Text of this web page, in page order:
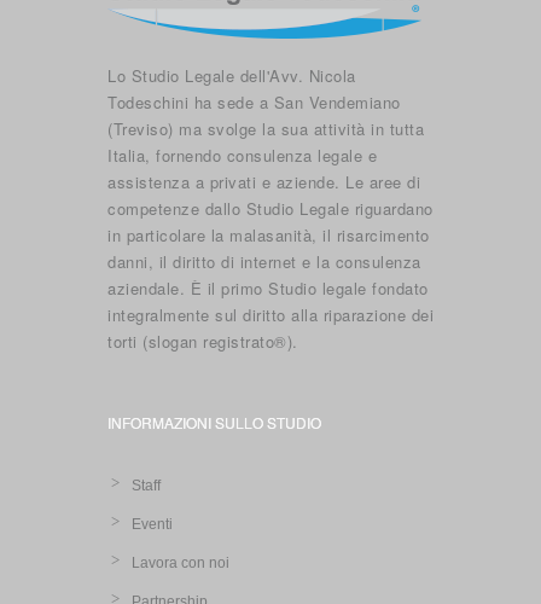
Lo Studio Legale dell'Avv. Nicola
Todeschini ha sede a San Vendemiano
(Treviso) ma svolge la sua attività in tutta
Italia, fornendo consulenza legale e
assistenza a privati e aziende. Le aree di
competenze dallo Studio Legale riguardano
in particolare la malasanità, il risarcimento
danni, il diritto di internet e la consulenza
aziendale. È il primo Studio legale fondato
integralmente sul diritto alla riparazione dei
torti (slogan registrato®).
INFORMAZIONI SULLO STUDIO
Staff
Eventi
Lavora con noi